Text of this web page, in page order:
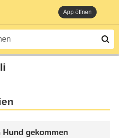
App öffnen
Hund gekommen